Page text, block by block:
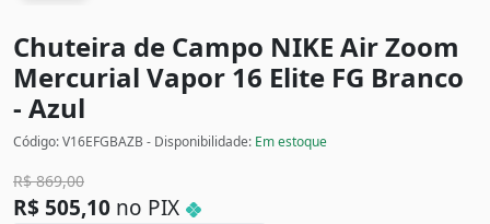
Chuteira de Campo NIKE Air Zoom
Mercurial Vapor 16 Elite FG Branco
- Azul
Código: V16EFGBAZB - Disponibilidade: Em estoque
R$869,00
R$ 505,10 no PIX